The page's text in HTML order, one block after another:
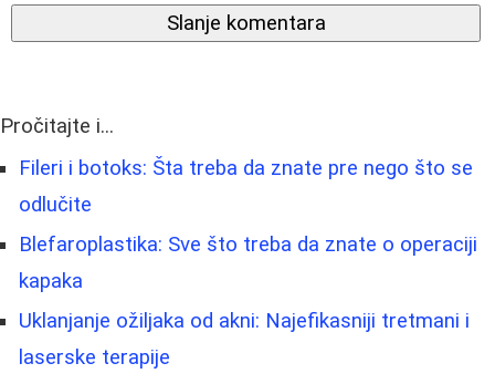
Slanje komentara
Pročitajte i...
Fileri i botoks: Šta treba da znate pre nego što se
odlučite
Blefaroplastika: Sve što treba da znate o operaciji
kapaka
Uklanjanje ožiljaka od akni: Najefikasniji tretmani i
laserske terapije